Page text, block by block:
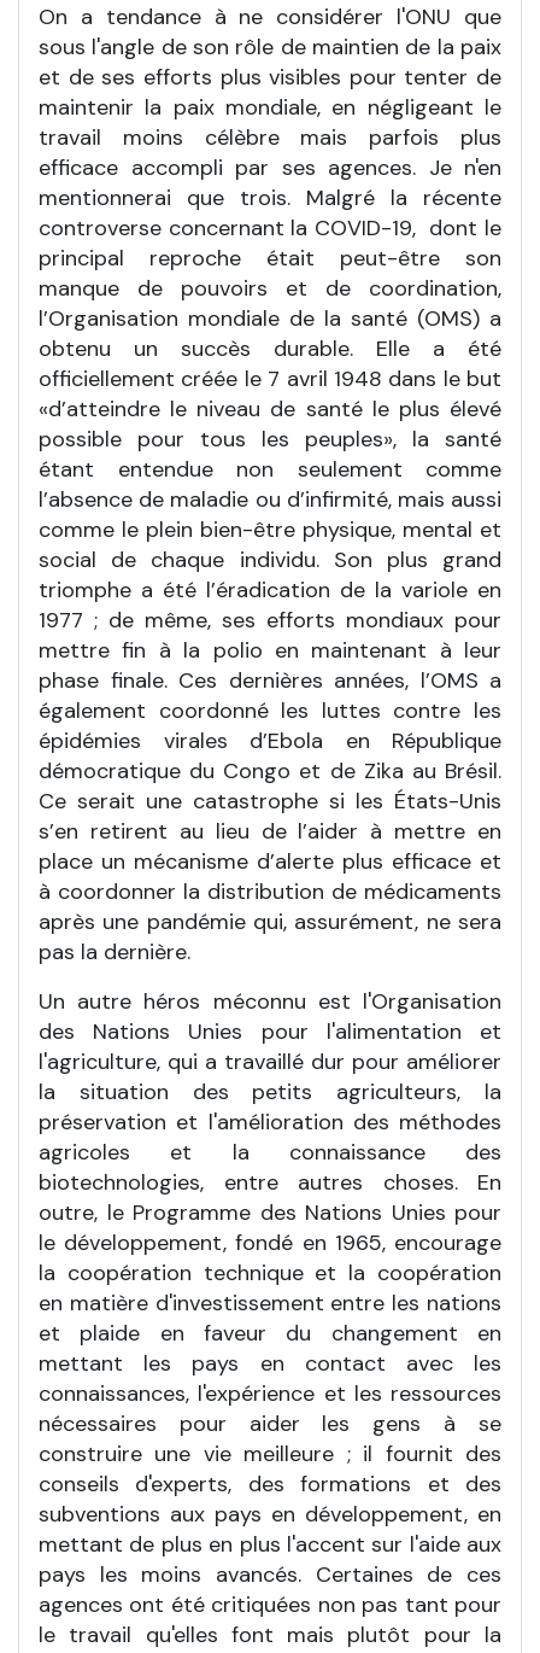
On a tendance à ne considérer l'ONU que
sous l'angle de son rôle de maintien de la paix
et de ses efforts plus visibles pour tenter de
maintenir la paix mondiale, en négligeant le
travail moins célèbre mais parfois plus
efficace accompli par ses agences. Je n'en
mentionnerai que trois. Malgré la récente
controverse concernant la COVID-19, dont le
principal reproche était peut-être son
manque de pouvoirs et de coordination,
l’Organisation mondiale de la santé (OMS) a
obtenu un succès durable. Elle a été
officiellement créée le 7 avril 1948 dans le but
«d’atteindre le niveau de santé le plus élevé
possible pour tous les peuples», la santé
étant entendue non seulement comme
l’absence de maladie ou d’infirmité, mais aussi
comme le plein bien-être physique, mental et
social de chaque individu. Son plus grand
triomphe a été l’éradication de la variole en
1977 ; de même, ses efforts mondiaux pour
mettre fin à la polio en maintenant à leur
phase finale. Ces dernières années, l’OMS a
également coordonné les luttes contre les
épidémies virales d’Ebola en République
démocratique du Congo et de Zika au Brésil.
Ce serait une catastrophe si les États-Unis
s’en retirent au lieu de l’aider à mettre en
place un mécanisme d’alerte plus efficace et
à coordonner la distribution de médicaments
après une pandémie qui, assurément, ne sera
pas la dernière.
Un autre héros méconnu est l'Organisation
des Nations Unies pour l'alimentation et
l'agriculture, qui a travaillé dur pour améliorer
la situation des petits agriculteurs, la
préservation et l'amélioration des méthodes
agricoles et la connaissance des
biotechnologies, entre autres choses. En
outre, le Programme des Nations Unies pour
le développement, fondé en 1965, encourage
la coopération technique et la coopération
en matière d'investissement entre les nations
et plaide en faveur du changement en
mettant les pays en contact avec les
connaissances, l'expérience et les ressources
nécessaires pour aider les gens à se
construire une vie meilleure ; il fournit des
conseils d'experts, des formations et des
subventions aux pays en développement, en
mettant de plus en plus l'accent sur l'aide aux
pays les moins avancés. Certaines de ces
agences ont été critiquées non pas tant pour
le travail qu'elles font mais plutôt pour la